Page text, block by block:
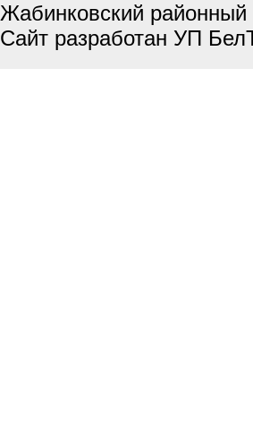
Жабинковский
Сайт разработан УП